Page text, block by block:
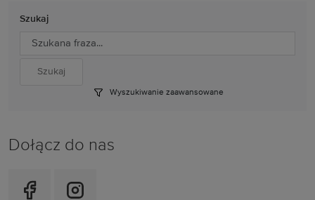
Szukaj
Wyszukiwanie zaawansowane
Dołącz do nas